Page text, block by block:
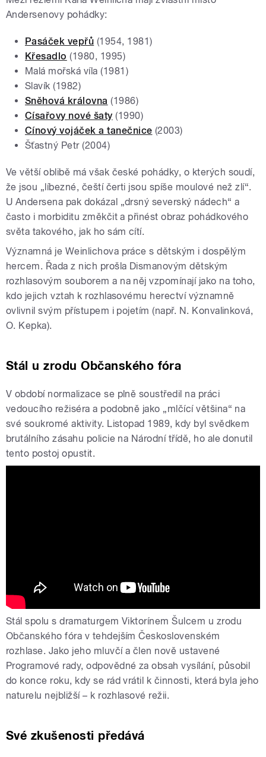
Andersenovy pohádky:
Pasáček vepřů (1954, 1981)
Křesadlo (1980, 1995)
Malá mořská víla (1981)
Slavík (1982)
Sněhová královna (1986)
Císařovy nové šaty (1990)
Cínový vojáček a tanečnice (2003)
Šťastný Petr (2004)
Ve větší oblibě má však české pohádky, o kterých soudí,
že jsou „líbezné, čeští čerti jsou spíše moulové než zlí“.
U Andersena pak dokázal „drsný severský nádech“ a
často i morbiditu změkčit a přinést obraz pohádkového
světa takového, jak ho sám cítí.
Významná je Weinlichova práce s dětským i dospělým
hercem. Řada z nich prošla Dismanovým dětským
rozhlasovým souborem a na něj vzpomínají jako na toho,
kdo jejich vztah k rozhlasovému herectví významně
ovlivnil svým přístupem i pojetím (např. N. Konvalinková,
O. Kepka).
Stál u zrodu Občanského fóra
V období normalizace se plně soustředil na práci
vedoucího režiséra a podobně jako „mlčící většina“ na
své soukromé aktivity. Listopad 1989, kdy byl svědkem
brutálního zásahu policie na Národní třídě, ho ale donutil
tento postoj opustit.
Stál spolu s dramaturgem Viktorínem Šulcem u zrodu
Občanského fóra v tehdejším Československém
rozhlase. Jako jeho mluvčí a člen nově ustavené
Programové rady, odpovědné za obsah vysílání, působil
do konce roku, kdy se rád vrátil k činnosti, která byla jeho
naturelu nejbližší – k rozhlasové režii.
Své zkušenosti předává